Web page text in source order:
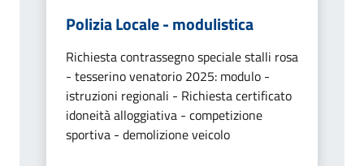
Polizia Locale - modulistica
Richiesta contrassegno speciale stalli rosa
- tesserino venatorio 2025: modulo -
istruzioni regionali - Richiesta certificato
idoneità alloggiativa - competizione
sportiva - demolizione veicolo